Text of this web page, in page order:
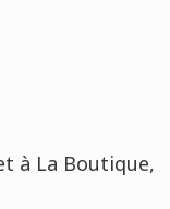
à La Boutique,